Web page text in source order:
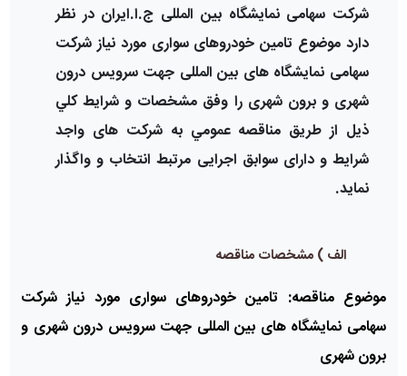
شرکت سهامی نمایشگاه بین المللی ج.ا.ایران در نظر
دارد موضوع تامین خودروهای سواری مورد نیاز شرکت
سهامی نمایشگاه های بین المللی جهت سرویس درون
شهری و برون شهریرا وفق مشخصات و شرايط كلي
ذیل از طريق مناقصه عمومي به شرکت های واجد
شرایط و دارای سوابق اجرایی مرتبط انتخاب و واگذار
نمايد.
الف ) مشخصات مناقصه
موضوع مناقصه: تامین خودروهای سواری مورد نیاز شرکت
سهامی نمایشگاه های بین المللی جهت سرویس درون شهری و
برون شهری